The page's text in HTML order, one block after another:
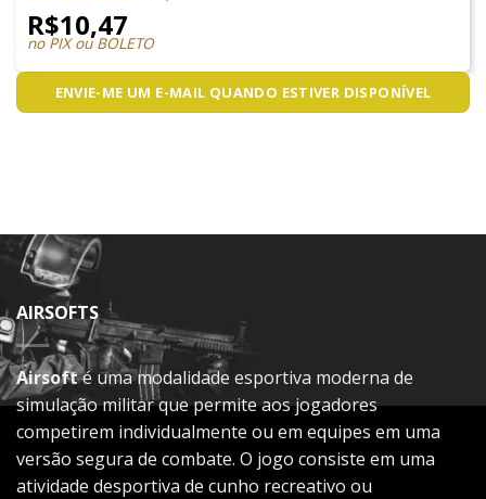
R$10,47
no PIX ou BOLETO
ENVIE-ME UM E-MAIL QUANDO ESTIVER DISPONÍVEL
AIRSOFTS
Airsofté uma modalidade esportiva moderna de
simulação militar que permite aos jogadores
competirem individualmente ou em equipes em uma
versão segura de combate. O jogo consiste em uma
atividade desportiva de cunho recreativo ou